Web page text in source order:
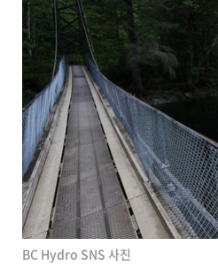
BC Hydro SNS 사진